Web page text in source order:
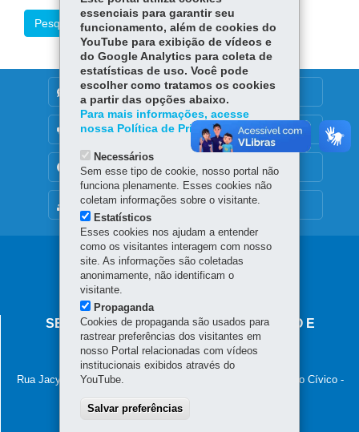
Pesquisar
MAPA DO SITE
DENUNCIE CORRUPÇÃO
OUVIDORIA
TRANSPARÊNCIA INSTITUCIONAL
Navegação
principal
SECRETARIA DA INDÚSTRIA, COMÉRCIO E
SERVIÇOS
Palácio das Araucárias
Rua Jacy Loureiro de Campos, s/n - 5º andar - ALA C - Centro Cívico -
(41) 3235-8898
essenciais para garantir seu
funcionamento, além de cookies do
YouTube para exibição de vídeos e
do Google Analytics para coleta de
estatísticas de uso. Você pode
escolher como tratamos os cookies
a partir das opções abaixo.
Para mais informações, acesse
nossa Política de Privacidade.
Necessários
Sem esse tipo de cookie, nosso portal não
funciona plenamente. Esses cookies não
coletam informações sobre o visitante.
Estatísticos
Esses cookies nos ajudam a entender
como os visitantes interagem com nosso
site. As informações são coletadas
anonimamente, não identificam o
visitante.
Propaganda
Cookies de propaganda são usados para
rastrear preferências dos visitantes em
nosso Portal relacionadas com vídeos
institucionais exibidos através do
YouTube.
Salvar preferências